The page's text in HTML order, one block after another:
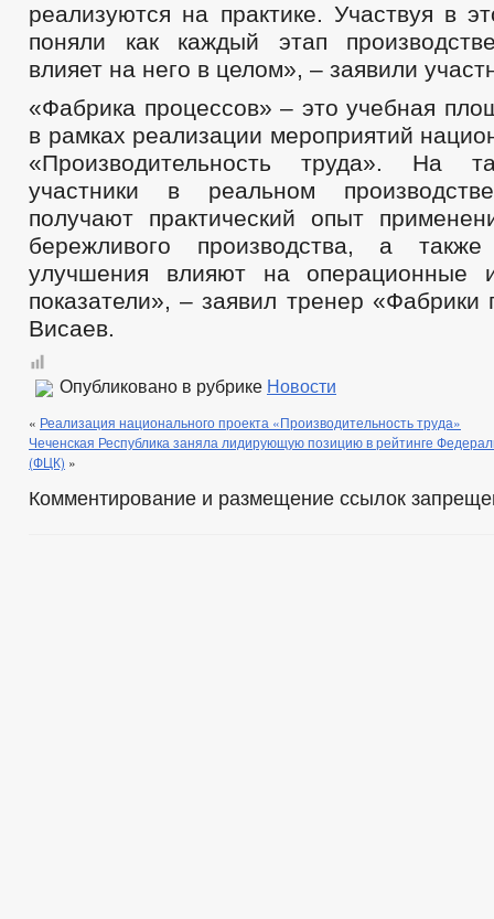
реализуются на практике. Участвуя в
поняли как каждый этап
влияет на него в целом», – заявили
«Фабрика процессов» – это учебная
в рамках реализации мероприятий
«Производительность труда». На
участники в реальном
получают практический опыт
бережливого производства, а
улучшения влияют на операционные
показатели», – заявил тренер «Фабрики
Висаев.
Опубликовано в рубрике Новости
« Реализация национального проекта «Производительность труда»
Чеченская Республика заняла лидирующую позицию в рейтинге
(ФЦК) »
Комментирование и размещение ссылок